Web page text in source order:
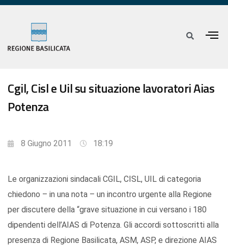
Cgil, Cisl e Uil su situazione lavoratori Aias
Potenza
8 Giugno 2011 18:19
Le organizzazioni sindacali CGIL, CISL, UIL di categoria
chiedono – in una nota – un incontro urgente alla Regione
per discutere della “grave situazione in cui versano i 180
dipendenti dell’AIAS di Potenza. Gli accordi sottoscritti alla
presenza di Regione Basilicata, ASM, ASP, e direzione AIAS